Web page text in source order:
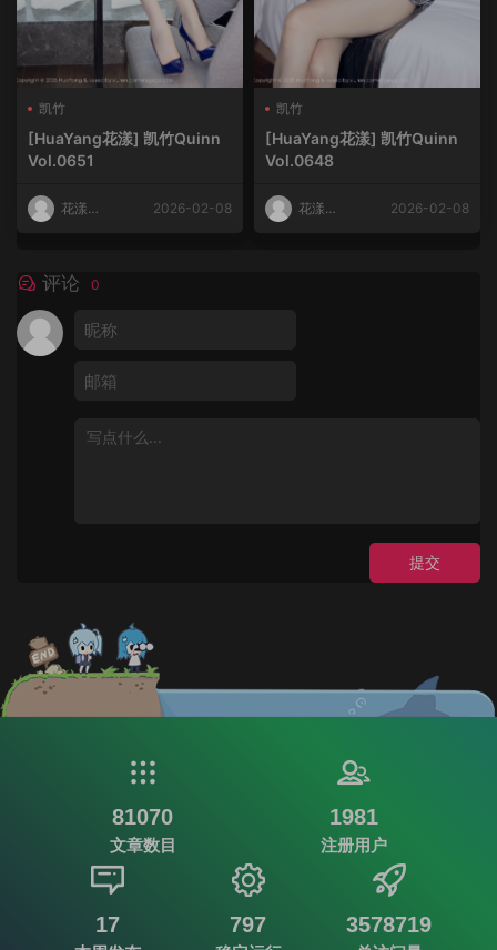
凯竹
[HuaYang花漾] 凯竹Quinn
Vol.0651
花漾
2026-02-08
凯竹
[HuaYang花漾] 凯竹Quinn
Vol.0648
花漾
2026-02-08
评论 0
提交
81070
文章数目
1981
注册用户
17 797 3578719